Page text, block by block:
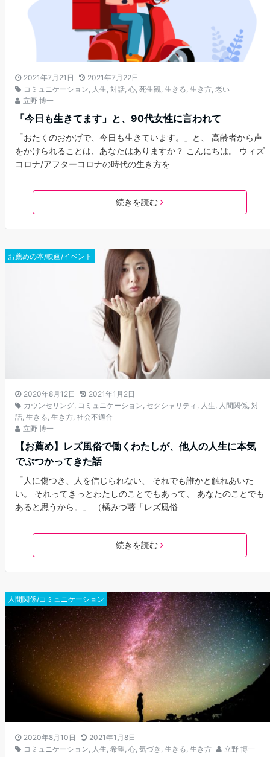
2021年7月21日
2021年7月22日
コミュニケーション
人生 対話 心 死生観 生きる 生き方 老い
立野 博一
「今日も生きてます」と、90代女性に言われて
「おたくのおかげで、今日も生きています。」と、 高齢者から声
をかけられることは、あなたはありますか？ こんにちは。 ウィズ
コロナ/アフターコロナの時代の生き方を
続きを読む
お薦めの本/映画/イベント
2020年8月12日
2021年1月2日
カウンセリング, コミュニケーション, セクシャリティ , 人生, 人間関係, 対
話, 生きる, 生き方, 社会不適合
立野 博一
【お薦め】レズ風俗で働くわたしが、他人の人生に本気
でぶつかってきた話
「人に傷つき、人を信じられない、 それでも誰かと触れあいた
い。 それってきっとわたしのことでもあって、 あなたのことでも
あると思うから。」 （橘みつ著「レズ風俗
続きを読む
人間関係/コミュニケーション
2020年8月10日
2021年1月8日
コミュニケーション, 人生, 希望, 心, 気づき , 生きる, 生き方 立野 博一